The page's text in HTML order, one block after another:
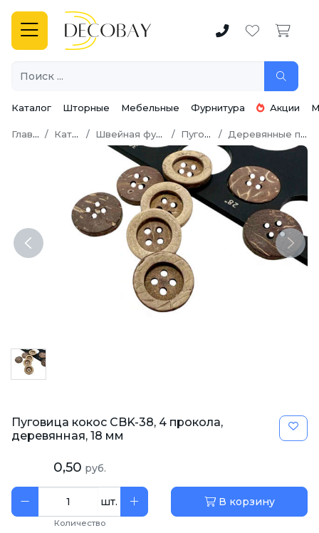
Каталог Шторные Мебельные Фурнитура Акции
Главная Каталог Швейная фурнитура Пуговицы Деревянные пуговицы
Previous Next
Пуговица кокос CBK-38, 4 прокола,
деревянная, 18 мм
0,50 руб.
шт.
Количество
В корзину